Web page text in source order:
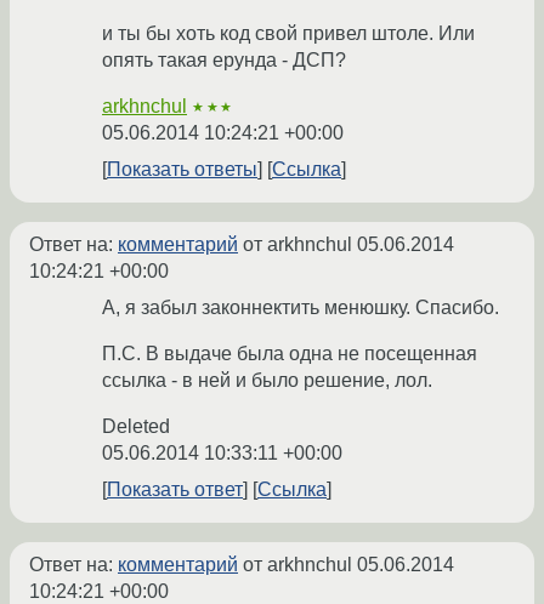
и ты бы хоть код свой привел штоле. Или
опять такая ерунда - ДСП?
arkhnchul ★★★
05.06.2014 10:24:21 +00:00
Показать ответы
Ссылка
Ответ на: комментарий от arkhnchul 05.06.2014
10:24:21 +00:00
А, я забыл законнектить менюшку. Спасибо.
П.С. В выдаче была одна не посещенная
ссылка - в ней и было решение, лол.
Deleted
05.06.2014 10:33:11 +00:00
Показать ответ
Ссылка
Ответ на: комментарий от arkhnchul 05.06.2014
10:24:21 +00:00